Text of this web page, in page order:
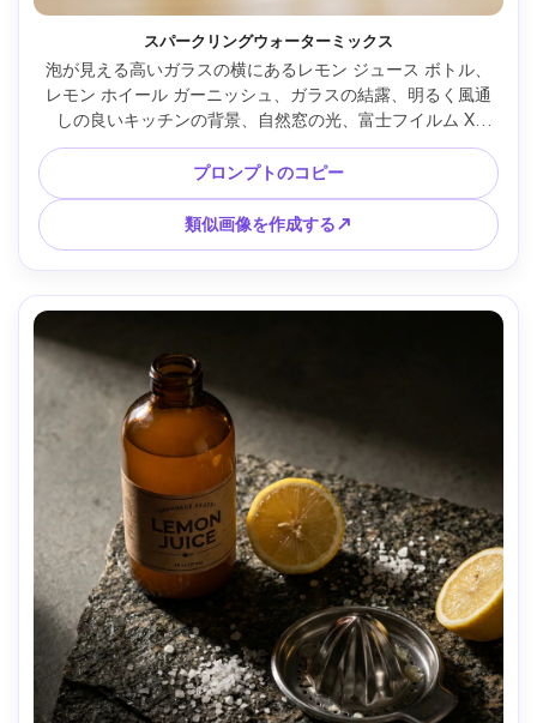
スパークリングウォーターミックス
泡が見える高いガラスの横にあるレモン ジュース ボトル、
レモン ホイール ガーニッシュ、ガラスの結露、明るく風通
しの良いキッチンの背景、自然窓の光、富士フイルム X-
T5、56mm、f/2 で撮影、写実的な飲料広告、新鮮で清潔な
雰囲気 --ar 4:5
プロンプトのコピー
類似画像を作成する↗